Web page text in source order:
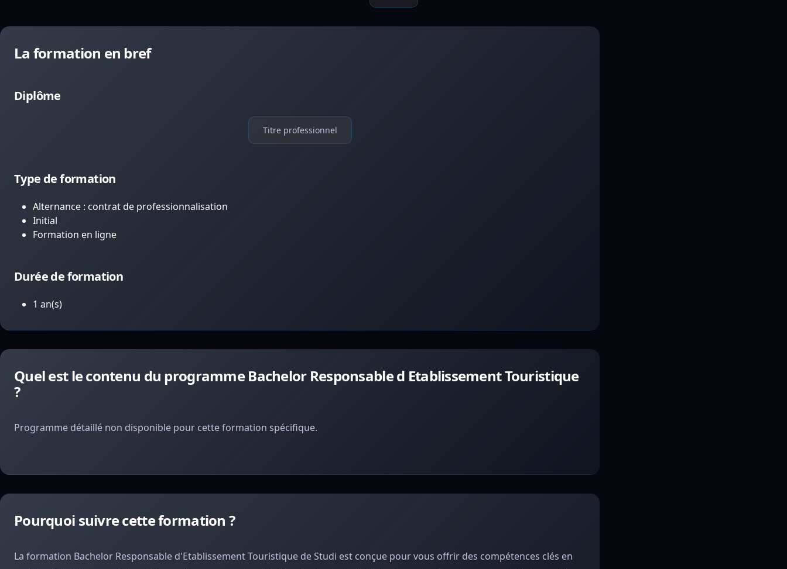
La formation en bref
Diplôme
Titre professionnel
Type de formation
Alternance : contrat de professionnalisation
Initial
Formation en ligne
Durée de formation
1 an(s)
Quel est le contenu du programme Bachelor Responsable d Etablissement Touristique
?
Programme détaillé non disponible pour cette formation spécifique.
Pourquoi suivre cette formation ?
La formation Bachelor Responsable d'Etablissement Touristique de Studi est conçue pour vous offrir des compétences clés en